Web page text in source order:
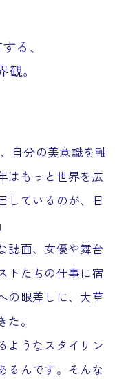
る、
。
自分の美意識を軸
はもっと世界を広
しているのが、日
誌面、女優や舞台
トたちの仕事に宿
の眼差しに、大草
。
ようなスタイリン
るんです。そんな